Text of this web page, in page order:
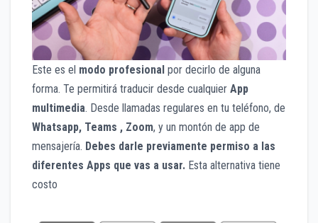
Este es el modo profesional por decirlo de alguna
forma. Te permitirá traducir desde cualquier App
multimedia. Desde llamadas regulares en tu teléfono, de
Whatsapp, Teams , Zoom, y un montón de app de
mensajería. Debes darle previamente permiso a las
diferentes Apps que vas a usar. Esta alternativa tiene
costo